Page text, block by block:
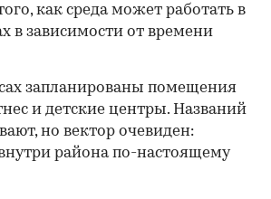
как среда может работать в
в зависимости от времени
запланированы помещения
и детские центры. Названий
но вектор очевиден:
района по-настоящему